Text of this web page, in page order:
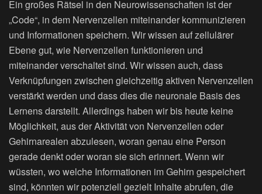
Ein großes Rätsel in den Neurowissenschaften ist der
„Code“, in dem Nervenzellen miteinander kommunizieren
und Informationen speichern. Wir wissen auf zellulärer
Ebene gut, wie Nervenzellen funktionieren und
miteinander verschaltet sind. Wir wissen auch, dass
Verknüpfungen zwischen gleichzeitig aktiven Nervenzellen
verstärkt werden und dass dies die neuronale Basis des
Lernens darstellt. Allerdings haben wir bis heute keine
Möglichkeit, aus der Aktivität von Nervenzellen oder
Gehirnarealen abzulesen, woran genau eine Person
gerade denkt oder woran sie sich erinnert. Wenn wir
wüssten, wo welche Informationen im Gehirn gespeichert
sind, könnten wir potenziell gezielt Inhalte abrufen, die